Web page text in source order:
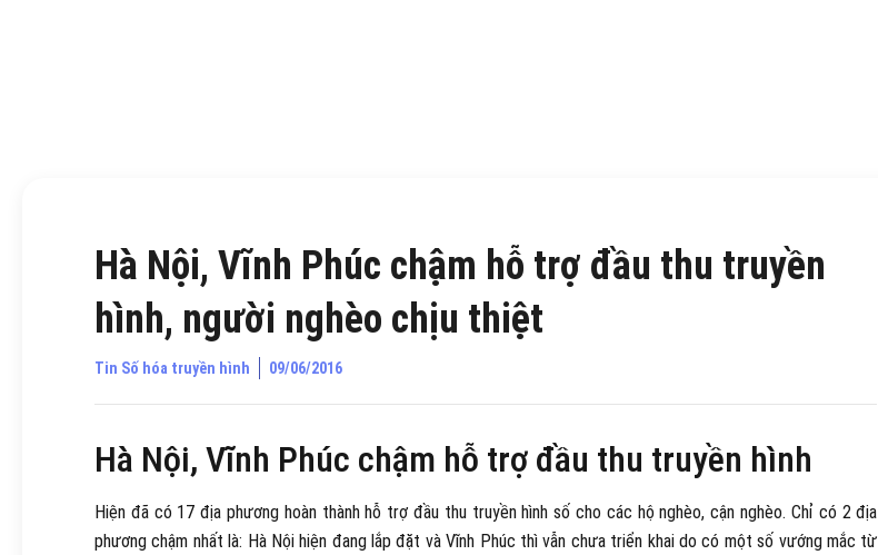
Hà Nội, Vĩnh Phúc chậm hỗ trợ đầu thu truyền
hình, người nghèo chịu thiệt
Tin Số hóa truyền hình 09/06/2016
Hà Nội, Vĩnh Phúc chậm hỗ trợ đầu thu truyền hình
Hiện đã có 17 địa phương hoàn thành hỗ trợ đầu thu truyền hình số cho các hộ nghèo, cận nghèo. Chỉ có 2 địa
phương chậm nhất là: Hà Nội hiện đang lắp đặt và Vĩnh Phúc thì vẫn chưa triển khai do có một số vướng mắc từ